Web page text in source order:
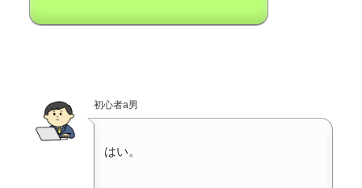
初心者a男
はい。